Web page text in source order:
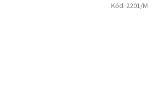
Kód: 2201/M